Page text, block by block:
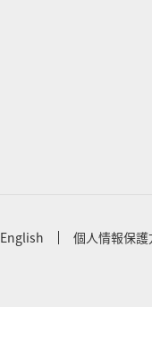
English 個人情報保護